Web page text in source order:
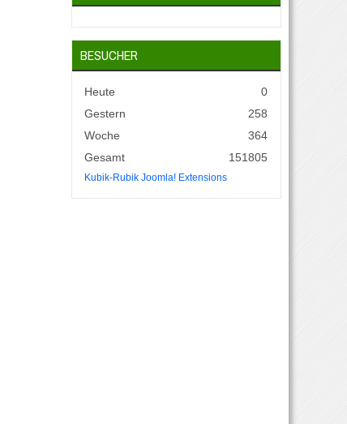
BESUCHER
Heute
0
Gestern
258
Woche
364
Gesamt
151805
Kubik-Rubik Joomla! Extensions